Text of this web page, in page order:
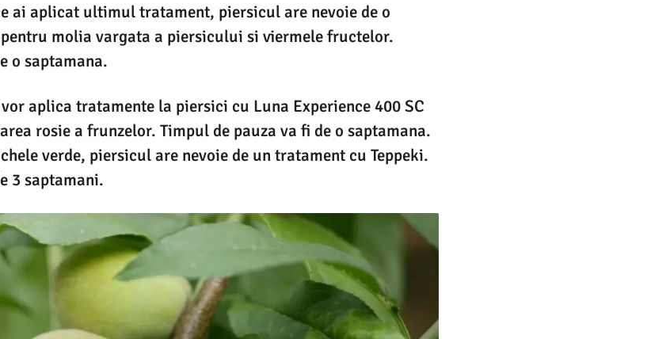
ai aplicat ultimul tratament, piersicul are nevoie de o
molia vargata a piersicului si viermele fructelor.
o saptamana.
aplica tratamente la piersici cu Luna Experience 400 SC
rosie a frunzelor. Timpul de pauza va fi de o saptamana.
verde, piersicul are nevoie de un tratament cu Teppeki.
3 saptamani.